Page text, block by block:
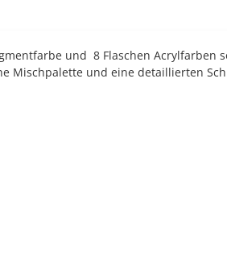
und 8 Flaschen Acrylfarben
Mischpalette und eine detaillierten